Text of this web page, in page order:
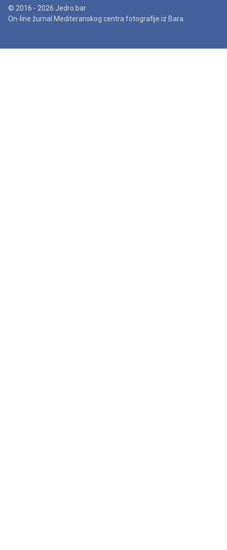
© 2016 - 2026 Jedro.bar
On-line žurnal Mediteranskog centra fotografije iz Bara